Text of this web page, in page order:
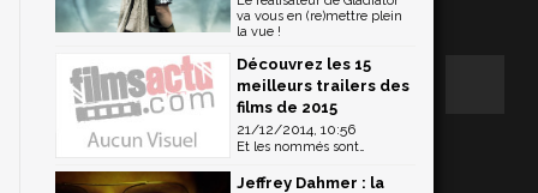
va vous en (re)mettre plein
la vue !
Découvrez les 15
meilleurs trailers des
films de 2015
21/12/2014, 10:56
Et les nommés sont…
Jeffrey Dahmer : la